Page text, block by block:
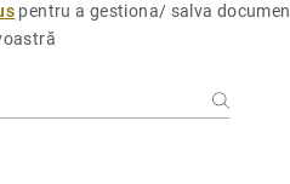
pentru a gestiona/ salva